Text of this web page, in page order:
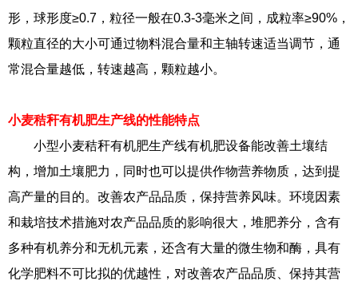
形，球形度≥0.7，粒径一般在0.3-3毫米之间，成粒率≥90%，
颗粒直径的大小可通过物料混合量和主轴转速适当调节，通
常混合量越低，转速越高，颗粒越小。
小麦秸秆有机肥生产线的性能特点
小型小麦秸秆有机肥生产线有机肥设备能改善土壤结
构，增加土壤肥力，同时也可以提供作物营养物质，达到提
高产量的目的。改善农产品品质，保持营养风味。环境因素
和栽培技术措施对农产品品质的影响很大，堆肥养分，含有
多种有机养分和无机元素，还含有大量的微生物和酶，具有
化学肥料不可比拟的优越性，对改善农产品品质、保持其营